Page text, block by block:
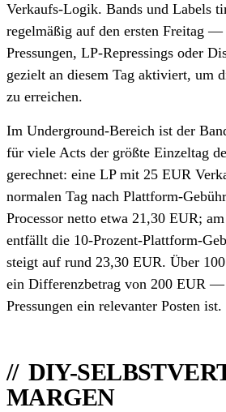
Verkaufs-Logik. Bands und Labels
regelmäßig auf den ersten Freitag —
Pressungen, LP-Repressings oder
gezielt an diesem Tag aktiviert, um
zu erreichen.
Im Underground-Bereich ist der
für viele Acts der größte Einzeltag
gerechnet: eine LP mit 25 EUR
normalen Tag nach Plattform-
Processor netto etwa 21,30 EUR;
entfällt die 10-Prozent-Plattform-
steigt auf rund 23,30 EUR. Über
ein Differenzbetrag von 200 EUR
Pressungen ein relevanter Posten ist.
DIY-
MARGEN